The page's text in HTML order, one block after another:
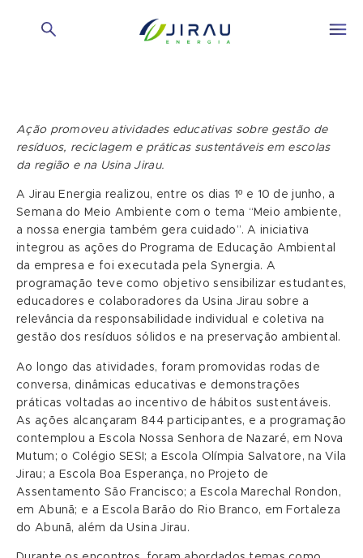
Ação promoveu atividades educativas sobre gestão de
resíduos, reciclagem e práticas sustentáveis em escolas
da região e na Usina Jirau.
A Jirau Energia realizou, entre os dias 1º e 10 de junho, a
Semana do Meio Ambiente com o tema “Meio ambiente,
a nossa energia também gera cuidado”. A iniciativa
integrou as ações do Programa de Educação Ambiental
da empresa e foi executada pela Synergia. A
programação teve como objetivo sensibilizar estudantes,
educadores e colaboradores da Usina Jirau sobre a
relevância da responsabilidade individual e coletiva na
gestão dos resíduos sólidos e na preservação ambiental.
Ao longo das atividades, foram promovidas rodas de
conversa, dinâmicas educativas e demonstrações
práticas voltadas ao incentivo de hábitos sustentáveis.
As ações alcançaram 844 participantes, e a programação
contemplou a Escola Nossa Senhora de Nazaré, em Nova
Mutum; o Colégio SESI; a Escola Olímpia Salvatore, na Vila
Jirau; a Escola Boa Esperança, no Projeto de
Assentamento São Francisco; a Escola Marechal Rondon,
em Abunã; e a Escola Barão do Rio Branco, em Fortaleza
do Abunã, além da Usina Jirau.